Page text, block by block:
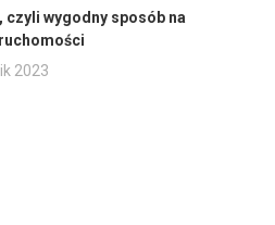
czyli wygodny sposób na
2023